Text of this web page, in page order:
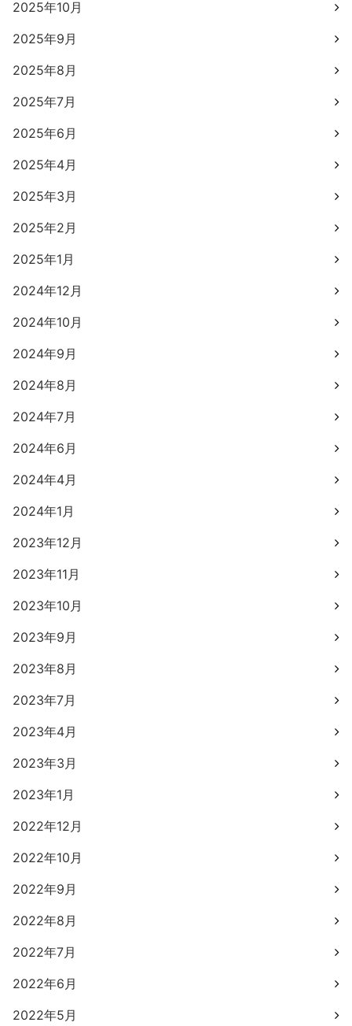
2025年10月
2025年9月
2025年8月
2025年7月
2025年6月
2025年4月
2025年3月
2025年2月
2025年1月
2024年12月
2024年10月
2024年9月
2024年8月
2024年7月
2024年6月
2024年4月
2024年1月
2023年12月
2023年11月
2023年10月
2023年9月
2023年8月
2023年7月
2023年4月
2023年3月
2023年1月
2022年12月
2022年10月
2022年9月
2022年8月
2022年7月
2022年6月
2022年5月